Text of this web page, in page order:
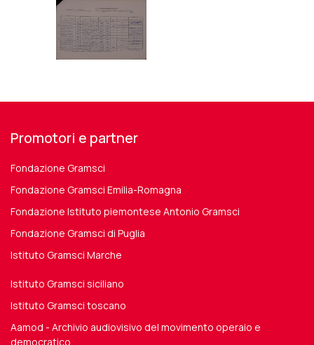
Promotori e partner
Fondazione Gramsci
Fondazione Gramsci Emilia-Romagna
Fondazione Istituto piemontese Antonio Gramsci
Fondazione Gramsci di Puglia
Istituto Gramsci Marche
Istituto Gramsci siciliano
Istituto Gramsci toscano
Aamod - Archivio audiovisivo del movimento operaio e
democratico